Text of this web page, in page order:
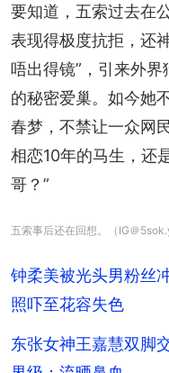
要知道，五索过去在
表现得极度抗拒，还
唔出得镜”，引来外
的秘密爱巢。如今她
春梦，不禁让一众网
相恋10年的马生，还
哥？”
五索事后还在回想。（IG＠
钟柔美被光头男粉丝
照吓至花容失色
东张女神王嘉慧双脚